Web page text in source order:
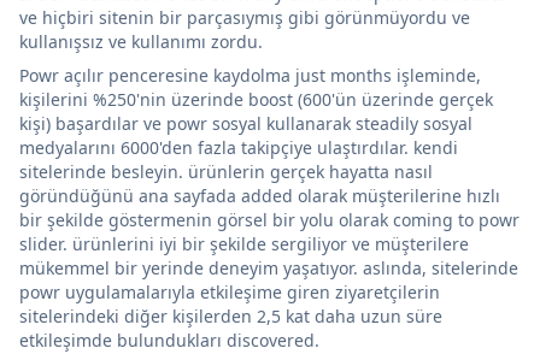
ve hiçbiri sitenin bir parçasıymış gibi görünmüyordu ve
kullanışsız ve kullanımı zordu.
Powr açılır penceresine kaydolma just months işleminde,
kişilerini %250'nin üzerinde boost (600'ün üzerinde gerçek
kişi) başardılar ve powr sosyal kullanarak steadily sosyal
medyalarını 6000'den fazla takipçiye ulaştırdılar. kendi
sitelerinde besleyin. ürünlerin gerçek hayatta nasıl
göründüğünü ana sayfada added olarak müşterilerine hızlı
bir şekilde göstermenin görsel bir yolu olarak coming to powr
slider. ürünlerini iyi bir şekilde sergiliyor ve müşterilere
mükemmel bir yerinde deneyim yaşatıyor. aslında, sitelerinde
powr uygulamalarıyla etkileşime giren ziyaretçilerin
sitelerindeki diğer kişilerden 2,5 kat daha uzun süre
etkileşimde bulundukları discovered.